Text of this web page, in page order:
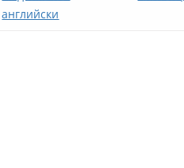
английски